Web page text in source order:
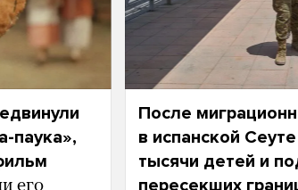
паука»,
После
в испанской
тысячи детей и